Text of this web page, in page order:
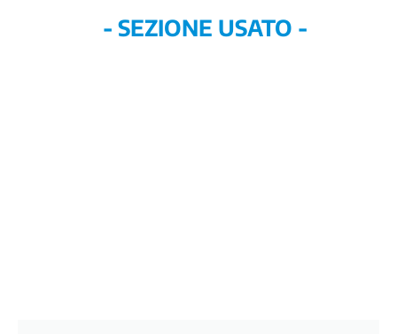
- SEZIONE USATO -